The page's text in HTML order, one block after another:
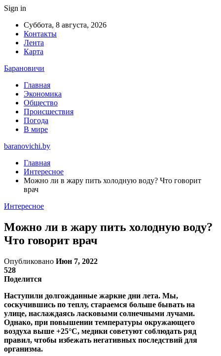
Sign in
Суббота, 8 августа, 2026
Контакты
Лента
Карта
Барановичи
Главная
Экономика
Общество
Происшествия
Погода
В мире
baranovichi.by
Главная
Интересное
Можно ли в жару пить холодную воду? Что говорит
врач
Интересное
Можно ли в жару пить холодную воду?
Что говорит врач
Опубликовано Июн 7, 2022
528
Поделится
Наступили долгожданные жаркие дни лета. Мы,
соскучившись по теплу, стараемся больше бывать на
улице, наслаждаясь ласковыми солнечными лучами.
Однако, при повышении температуры окружающего
воздуха выше +25°С, медики советуют соблюдать ряд
правил, чтобы избежать негативных последствий для
организма.